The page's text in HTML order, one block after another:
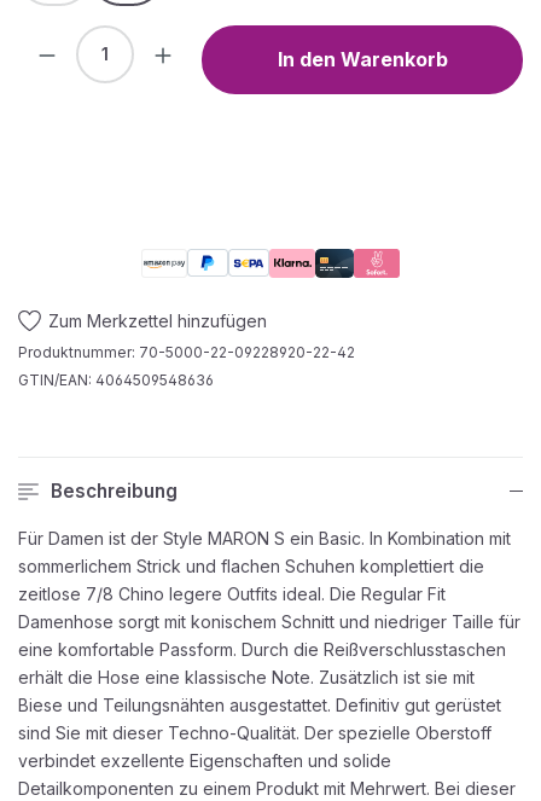
Produkt Anzahl: Gib den gewünschten
In den Warenkorb
Zum Merkzettel hinzufügen
Produktnummer: 70-5000-22-09228920-22-42
GTIN/EAN: 4064509548636
Beschreibung
Für Damen ist der Style MARON S ein Basic. In Kombination mit
sommerlichem Strick und flachen Schuhen komplettiert die
zeitlose 7/8 Chino legere Outfits ideal. Die Regular Fit
Damenhose sorgt mit konischem Schnitt und niedriger Taille für
eine komfortable Passform. Durch die Reißverschlusstaschen
erhält die Hose eine klassische Note. Zusätzlich ist sie mit
Biese und Teilungsnähten ausgestattet. Definitiv gut gerüstet
sind Sie mit dieser Techno-Qualität. Der spezielle Oberstoff
verbindet exzellente Eigenschaften und solide
Detailkomponenten zu einem Produkt mit Mehrwert. Bei dieser